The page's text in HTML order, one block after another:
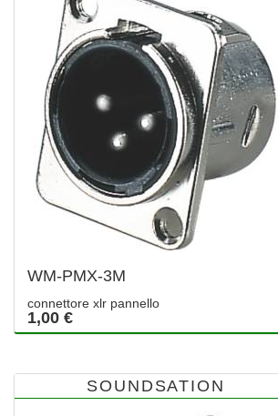
WM-PMX-3M
connettore xlr pannello
1,00 €
SOUNDSATION